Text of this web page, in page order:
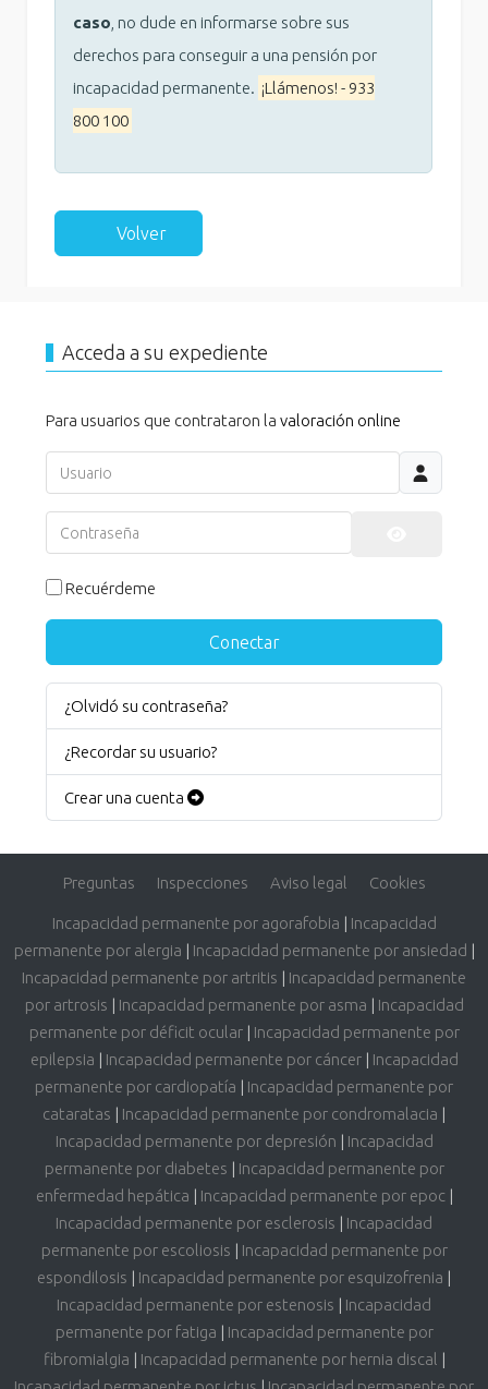
caso , no dude en informarse sobre sus
derechos para conseguir a una pensión por
incapacidad permanente. ¡Llámenos! - 933
800 100
Volver
Acceda a su expediente
Para usuarios que contrataron la valoración online
Usuario
Contraseña
Recuérdeme
Conectar
¿Olvidó su contraseña?
¿Recordar su usuario?
Crear una cuenta
Preguntas Inspecciones Aviso legal Cookies
Incapacidad permanente por agorafobia | Incapacidad
permanente por alergia | Incapacidad permanente por ansiedad |
Incapacidad permanente por artritis | Incapacidad permanente
por artrosis | Incapacidad permanente por asma | Incapacidad
permanente por déficit ocular| Incapacidad permanente por
epilepsia | Incapacidad permanente por cáncer| Incapacidad
permanente por cardiopatía | Incapacidad permanente por
cataratas | Incapacidad permanente por condromalacia |
Incapacidad permanente por depresión | Incapacidad
permanente por diabetes | Incapacidad permanente por
enfermedad hepática | Incapacidad permanente por epoc|
Incapacidad permanente por esclerosis | Incapacidad
permanente por escoliosis | Incapacidad permanente por
espondilosis | Incapacidad permanente por esquizofrenia |
Incapacidad permanente por estenosis | Incapacidad
permanente por fatiga | Incapacidad permanente por
fibromialgia | Incapacidad permanente por hernia discal |